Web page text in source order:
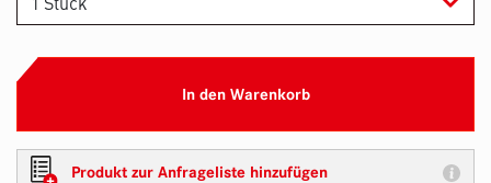
In den Warenkorb
Produkt zur Anfrageliste hinzufügen